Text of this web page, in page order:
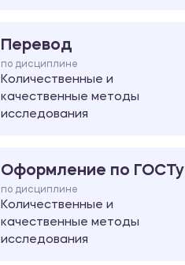
Перевод
по дисциплине
Количественные и
качественные методы
исследования
Оформление по ГОСТу
по дисциплине
Количественные и
качественные методы
исследования